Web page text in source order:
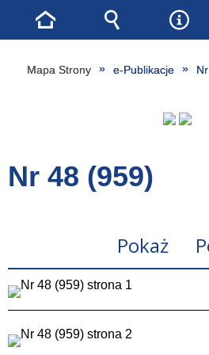
Mapa Strony e-Publikacje
Nr 48 (959)
Pokaż
Strona
główna